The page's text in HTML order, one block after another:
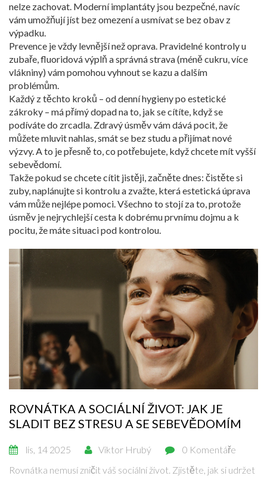
nelze zachovat. Moderní implantáty jsou bezpečné, navíc
vám umožňují jíst bez omezení a usmívat se bez obav z
výpadku.
Prevence je vždy levnější než oprava. Pravidelné kontroly u
zubaře, fluoridová výplň a správná strava (méně cukru, více
vlákniny) vám pomohou vyhnout se kazu a dalším
problémům.
Každý z těchto kroků – od denní hygieny po estetické
zákroky – má přímý dopad na to, jak se cítíte, když se
podíváte do zrcadla. Zdravý úsměv vám dává pocit, že
můžete mluvit nahlas, smát se bez studu a přijímat nové
výzvy. A to je přesně to, co potřebujete, když chcete mít vyšší
sebevědomí.
Takže pokud se chcete cítit jistěji, začněte dnes: čistěte si
zuby, naplánujte si kontrolu a zvažte, která estetická úprava
vám může nejlépe pomoci. Všechno to stojí za to, protože
úsměv je nejrychlejší cesta k dobrému prvnímu dojmu a k
pocitu, že máte situaci pod kontrolou.
ROVNÁTKA A SOCIÁLNÍ ŽIVOT: JAK JE
SLADIT BEZ STRESU A SE SEBEVĚDOMÍM
lis, 14 2025 Viktor Hrubý
0 Komentáře
Rovnátka nemusí zničit váš sociální život. Zjistěte, jak si udržet